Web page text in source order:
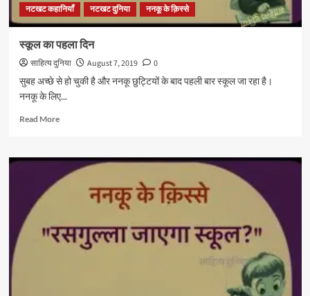
नटखट कहानियाँ नटखट दुनिया ननकू के क़िस्से
स्कूल का पहला दिन
साहित्य दुनिया August 7, 2019
0
सुबह अच्छे से हो चुकी है और ननकू छुट्टियों के बाद पहली बार स्कूल जा रहा है।
ननकू के लिए...
Read MoreRead
स्कूल
पहला